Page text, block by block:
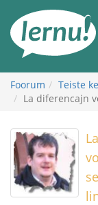
juurde
Foorum
Teiste
La diferencajn